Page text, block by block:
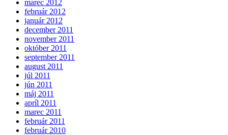
marec 2012
február 2012
január 2012
december 2011
november 2011
október 2011
september 2011
august 2011
júl 2011
jún 2011
máj 2011
apríl 2011
marec 2011
február 2011
február 2010